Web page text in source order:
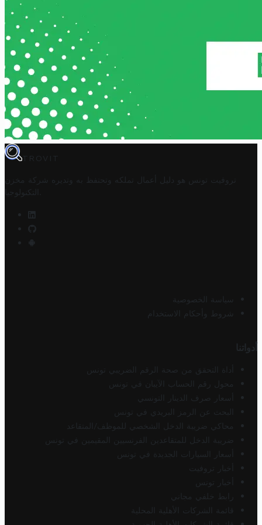
TROVIT
تروفيت تونس هو دليل أعمال تملكه وتحتفظ به وتديره
شركة مخزن
التكنولوجيا
سياسة الخصوصية
شروط وأحكام الاستخدام
أدواتنا
أداة التحقق من صحة الرقم الضريبي تونس
محول رقم الحساب الآيبان في تونس
أسعار صرف الدينار التونسي
البحث عن الرمز البريدي في تونس
محاكي ضريبة الدخل الشخصي للموظف/المتقاعد
ضريبة الدخل للمتقاعدين الفرنسيين المقيمين في تونس
أسعار السيارات الجديدة في تونس
أخبار تروفيت
أخبار تونس
رابط خلفي مجاني
قائمة الشركات الأهلية المحلية